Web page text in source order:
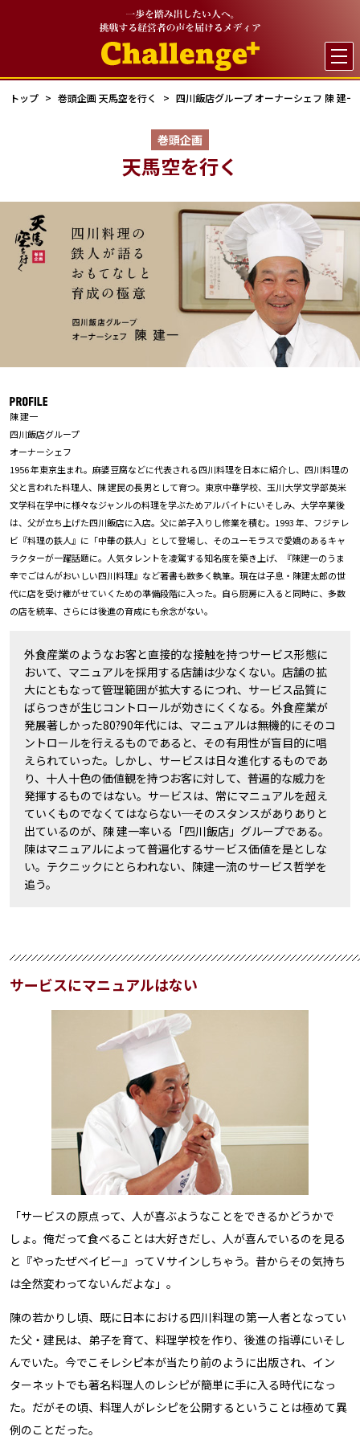

トップ 巻頭企画 天馬空を行く 四川飯店グループ オーナーシェフ 陳 建一
巻頭企画
天馬空を行く
陳 建一
四川飯店グループ
オーナーシェフ
1956 年東京生まれ。麻婆豆腐などに代表される四川料理を日本に紹介し、四川料理の
父と言われた料理人、陳 建民の長男として育つ。東京中華学校、玉川大学文学部英米
文学科在学中に様々なジャンルの料理を学ぶためアルバイトにいそしみ、大学卒業後
は、父が立ち上げた四川飯店に入店。父に弟子入りし修業を積む。1993 年、フジテレ
ビ『料理の鉄人』に「中華の鉄人」として登場し、そのユーモラスで愛嬌のあるキャ
ラクターが一躍話題に。人気タレントを凌駕する知名度を築き上げ、『陳建一のうま
辛でごはんがおいしい四川料理』など著書も数多く執筆。現在は子息・陳建太郎の世
代に店を受け継がせていくための準備段階に入った。自ら厨房に入ると同時に、多数
の店を統率、さらには後進の育成にも余念がない。
外食産業のようなお客と直接的な接触を持つサービス形態に
おいて、マニュアルを採用する店舗は少なくない。店舗の拡
大にともなって管理範囲が拡大するにつれ、サービス品質に
ばらつきが生じコントロールが効きにくくなる。外食産業が
発展著しかった80?90年代には、マニュアルは無機的にそのコ
ントロールを行えるものであると、その有用性が盲目的に唱
えられていった。しかし、サービスは日々進化するものであ
り、十人十色の価値観を持つお客に対して、普遍的な威力を
発揮するものではない。サービスは、常にマニュアルを超え
ていくものでなくてはならない─そのスタンスがありありと
出ているのが、陳 建一率いる「四川飯店」グループである。
陳はマニュアルによって普遍化するサービス価値を是としな
い。テクニックにとらわれない、陳建一流のサービス哲学を
追う。
サービスにマニュアルはない
「サービスの原点って、人が喜ぶようなことをできるかどうかで
しょ。俺だって食べることは大好きだし、人が喜んでいるのを見る
と『やったぜベイビー』ってＶサインしちゃう。昔からその気持ち
は全然変わってないんだよな」。
陳の若かりし頃、既に日本における四川料理の第一人者となってい
た父・建民は、弟子を育て、料理学校を作り、後進の指導にいそし
んでいた。今でこそレシピ本が当たり前のように出版され、イン
ターネットでも著名料理人のレシピが簡単に手に入る時代になっ
た。だがその頃、料理人がレシピを公開するということは極めて異
例のことだった。